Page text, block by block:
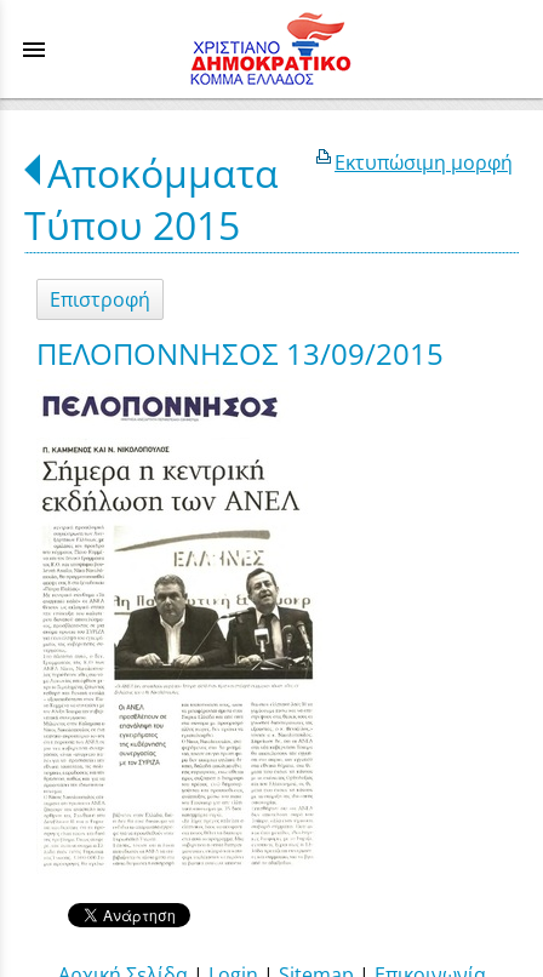
menu
Εκτυπώσιμη μορφή
Αποκόμματα
Τύπου 2015
Επιστροφή
ΠΕΛΟΠΟΝΝΗΣΟΣ 13/09/2015